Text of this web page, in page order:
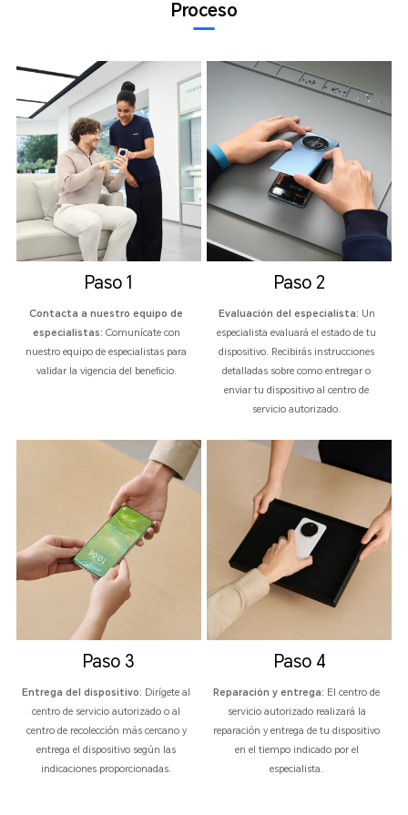
Proceso
Paso 1
Contacta a nuestro equipo de
especialistas: Comunícate con
nuestro equipo de especialistas para
validar la vigencia del beneficio.
Paso 2
Evaluación del especialista: Un
especialista evaluará el estado de tu
dispositivo. Recibirás instrucciones
detalladas sobre como entregar o
enviar tu dispositivo al centro de
servicio autorizado.
Paso 3
Entrega del dispositivo: Dirígete al
centro de servicio autorizado o al
centro de recolección más cercano y
entrega el dispositivo según las
indicaciones proporcionadas.
Paso 4
Reparación y entrega: El centro de
servicio autorizado realizará la
reparación y entrega de tu dispositivo
en el tiempo indicado por el
especialista.